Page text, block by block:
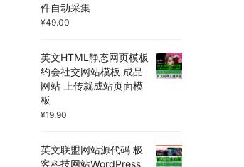
件自动采集
¥49.00
英文HTML静态网页模板
约会社交网站模板 成品
网站 上传就成站页面模
板
¥19.90
英文联盟网站源代码 极
客科技网站WordPress